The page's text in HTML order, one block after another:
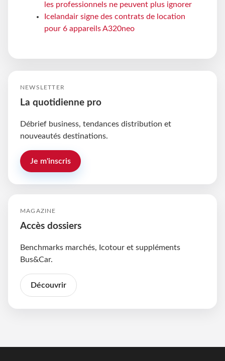
les professionnels ne peuvent plus ignorer
Icelandair signe des contrats de location
pour 6 appareils A320neo
NEWSLETTER
La quotidienne pro
Débrief business, tendances distribution et
nouveautés destinations.
Je m'inscris
MAGAZINE
Accès dossiers
Benchmarks marchés, Icotour et suppléments
Bus&Car.
Découvrir